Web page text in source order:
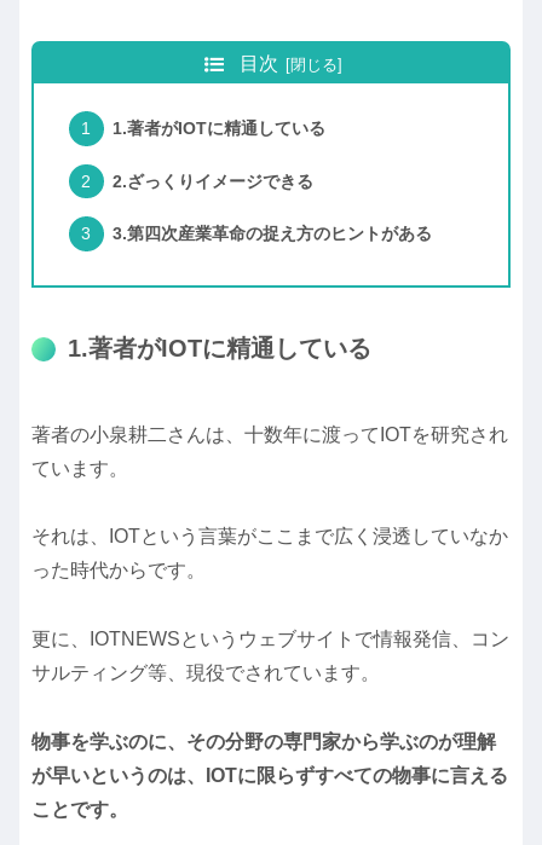
目次
1.著者がIOTに精通している
2.ざっくりイメージできる
3.第四次産業革命の捉え方のヒントがある
1.著者がIOTに精通している
著者の小泉耕二さんは、十数年に渡ってIOTを研究され
ています。
それは、IOTという言葉がここまで広く浸透していなか
った時代からです。
更に、IOTNEWSというウェブサイトで情報発信、コン
サルティング等、現役でされています。
物事を学ぶのに、その分野の専門家から学ぶのが理解
が早いというのは、IOTに限らずすべての物事に言える
ことです。